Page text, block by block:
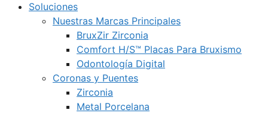
Soluciones
Nuestras Marcas Principales
BruxZir Zirconia
Comfort H/S™ Placas Para Bruxismo
Odontología Digital
Coronas y Puentes
Zirconia
Metal Porcelana